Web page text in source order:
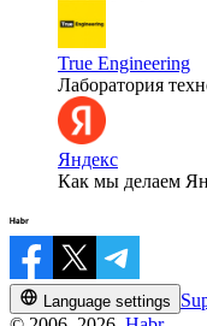
True Engineering
Лаборатория
Яндекс
Как мы делаем
Language settings